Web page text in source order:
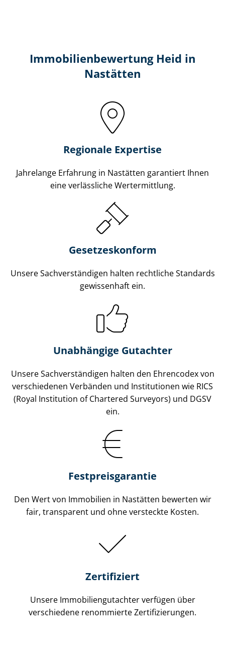
Immobilien­bewertung Heid in
Nastätten
Regionale Expertise
Jahrelange Erfahrung in Nastätten garantiert Ihnen
eine verlässliche Wertermittlung.
Gesetzes­konform
Unsere Sach­ver­stän­di­gen halten rechtliche Standards
gewissenhaft ein.
Unabhängige Gutachter
Unsere Sach­ver­stän­di­gen halten den Ehrencodex von
verschiedenen Verbänden und Institutionen wie RICS
(Royal Institution of Chartered Surveyors) und DGSV
ein.
Festpreis​garantie
Den Wert von Immobilien in Nastätten bewerten wir
fair, transparent und ohne versteckte Kosten.
Zertifiziert
Unsere Immobilien­gutachter verfügen über
verschiedene renommierte Zer­ti­fi­zie­run­gen.